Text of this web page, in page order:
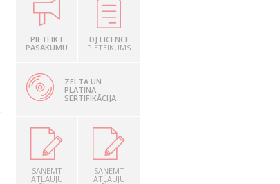
PIETEIKT
PASĀKUMU
DJ LICENCE
PIETEIKUMS
ZELTA UN
PLATĪNA
SERTIFIKĀCIJA
SAŅEMT
ATĻAUJU
SAŅEMT
ATĻAUJU